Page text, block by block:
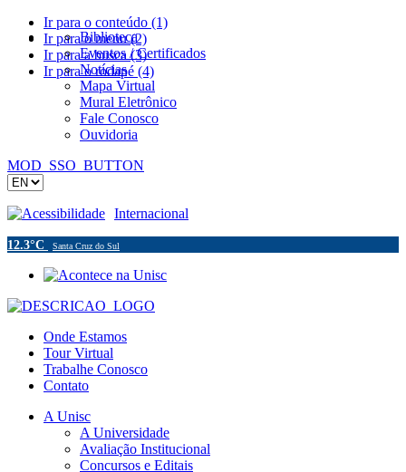
Ir para o conteúdo (1)
Ir para o menu (2)
Ir para a busca (3)
Ir para o rodapé (4)
Biblioteca
Eventos / Certificados
Notícias
Mapa Virtual
Mural Eletrônico
Fale Conosco
Ouvidoria
MOD_SSO_BUTTON
Acessibilidade Internacional
12.3°C Santa Cruz do Sul
Onde Estamos
Tour Virtual
Trabalhe Conosco
Contato
A Unisc
A Universidade
Avaliação Institucional
Concursos e Editais